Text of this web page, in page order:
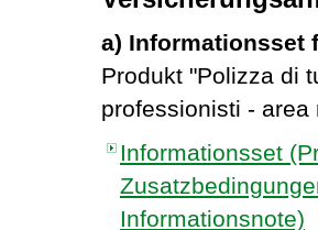
a) Informationsset
Produkt "Polizza di
professionisti -
Informationsset
Informationsnote)